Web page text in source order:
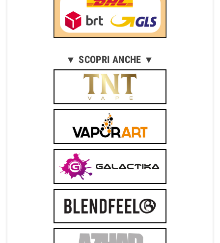
▼ SCOPRI ANCHE ▼